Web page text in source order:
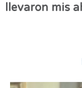
llevaron mis